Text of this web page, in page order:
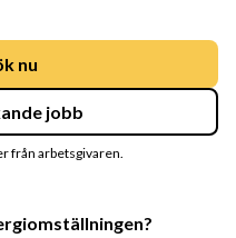
nu
jobb
från arbetsgivaren.